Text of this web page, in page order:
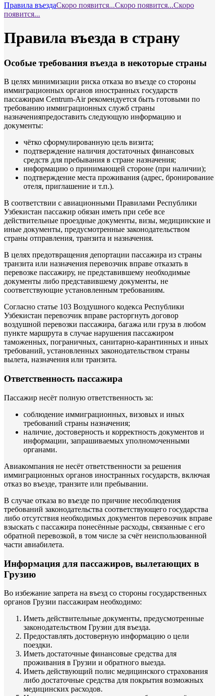
Правила въездаСкоро появится...Скоро появится...Скоро
появится...
Правила въезда в страну
Особые требования въезда в некоторые страны
В целях минимизации риска отказа во въезде со стороны
иммиграционных органов иностранных государств
пассажирам Centrum-Air рекомендуется быть готовыми по
требованию иммиграционных служб страны
назначенияпредоставить следующую информацию и
документы:
чётко сформулированную цель визита;
подтверждение наличия достаточных финансовых
средств для пребывания в стране назначения;
информацию о принимающей стороне (при наличии);
подтверждение места проживания (адрес, бронирование
отеля, приглашение и т.п.).
В соответствии с авиационными Правилами Республики
Узбекистан пассажир обязан иметь при себе все
действительные проездные документы, визы, медицинские и
иные документы, предусмотренные законодательством
страны отправления, транзита и назначения.
В целях предотвращения депортации пассажира из страны
транзита или назначения перевозчик вправе отказать в
перевозке пассажиру, не представившему необходимые
документы либо представившему документы, не
соответствующие установленным требованиям.
Согласно статье 103 Воздушного кодекса Республики
Узбекистан перевозчик вправе расторгнуть договор
воздушной перевозки пассажира, багажа или груза в любом
пункте маршрута в случае нарушения пассажиром
таможенных, пограничных, санитарно-карантинных и иных
требований, установленных законодательством страны
вылета, назначения или транзита.
Ответственность пассажира
Пассажир несёт полную ответственность за:
соблюдение иммиграционных, визовых и иных
требований страны назначения;
наличие, достоверность и корректность документов и
информации, запрашиваемых уполномоченными
органами.
Авиакомпания не несёт ответственности за решения
иммиграционных органов иностранных государств, включая
отказ во въезде, транзите или пребывании.
В случае отказа во въезде по причине несоблюдения
требований законодательства соответствующего государства
либо отсутствия необходимых документов перевозчик вправе
взыскать с пассажира понесённые расходы, связанные с его
обратной перевозкой, в том числе за счёт неиспользованной
части авиабилета.
Информация для пассажиров, вылетающих в
Грузию
Во избежание запрета на въезд со стороны государственных
органов Грузии пассажирам необходимо:
Иметь действительные документы, предусмотренные
законодательством Грузии для въезда.
Предоставлять достоверную информацию о цели
поездки.
Иметь достаточные финансовые средства для
проживания в Грузии и обратного выезда.
Иметь действующий полис медицинского страхования
либо достаточные средства для покрытия возможных
медицинских расходов.